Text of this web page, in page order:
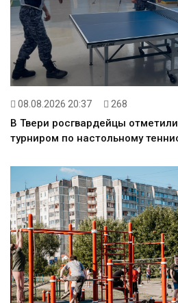
08.08.2026 20:37 268
В Твери росгвардейцы
турниром по настольному